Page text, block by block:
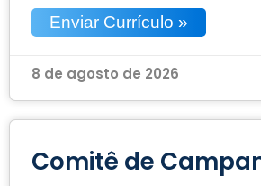
Enviar Currículo »
8 de agosto de 2026
Comitê de